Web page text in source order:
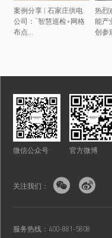
案例分享 | 石家庄供电
公司：“智慧巡检+网格
布点...
热烈
能产
创参
微信公众号 官方微博
关注我们：  
服务热线：400-881-5808